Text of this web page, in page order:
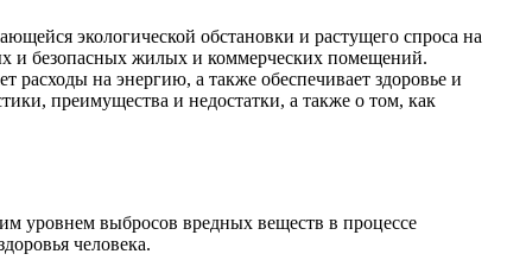
экологической обстановки и растущего спроса на
и безопасных жилых и коммерческих помещений.
на энергию, а также обеспечивает здоровье и
преимущества и недостатки, а также о том, как
уровнем выбросов вредных веществ в процессе
человека.